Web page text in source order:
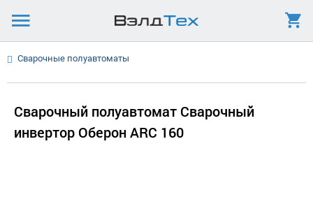
Сварочные полуавтоматы
Сварочный полуавтомат Сварочный
инвертор Оберон ARC 160